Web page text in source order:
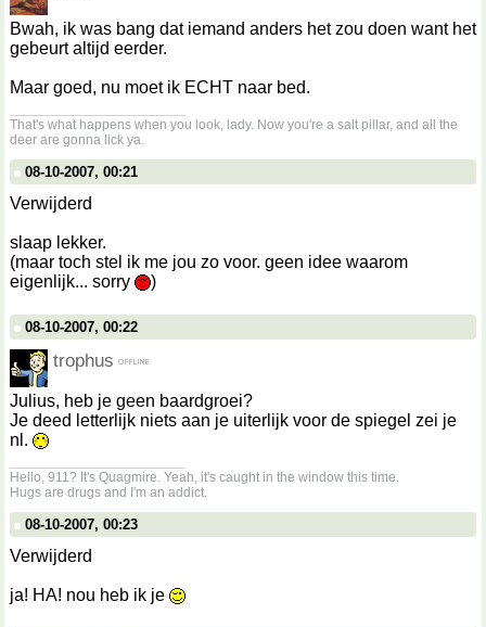
Bwah, ik was bang dat iemand anders het zou doen want het
gebeurt altijd eerder.
Maar goed, nu moet ik ECHT naar bed.
That's what happens when you look, lady. Now you're a salt pillar, and all the
deer are gonna lick ya.
08-10-2007, 00:21
Verwijderd
slaap lekker.
(maar toch stel ik me jou zo voor. geen idee waarom
eigenlijk... sorry
)
08-10-2007, 00:22
trophus
Julius, heb je geen baardgroei?
Je deed letterlijk niets aan je uiterlijk voor de spiegel zei je
nl.
Hello, 911? It's Quagmire. Yeah, it's caught in the window this time.
Hugs are drugs and I'm an addict.
08-10-2007, 00:23
Verwijderd
ja! HA! nou heb ik je